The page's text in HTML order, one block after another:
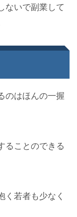
ないで副業して
のはほんの一握
ることのできる
く若者も少なく